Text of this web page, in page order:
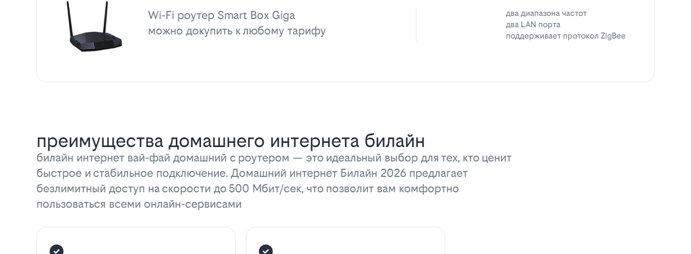
Wi-Fi роутер Smart Box Giga
можно докупить к любому тарифу
два диапазона частот
два LAN порта
поддерживает протокол ZigBee
преимущества домашнего интернета билайн
билайн интернет вай-фай домашний с роутером — это идеальный выбор для тех, кто ценит
быстрое и стабильное подключение. Домашний интернет Билайн 2026 предлагает
безлимитный доступ на скорости до 500 Мбит/сек, что позволит вам комфортно
пользоваться всеми онлайн-сервисами